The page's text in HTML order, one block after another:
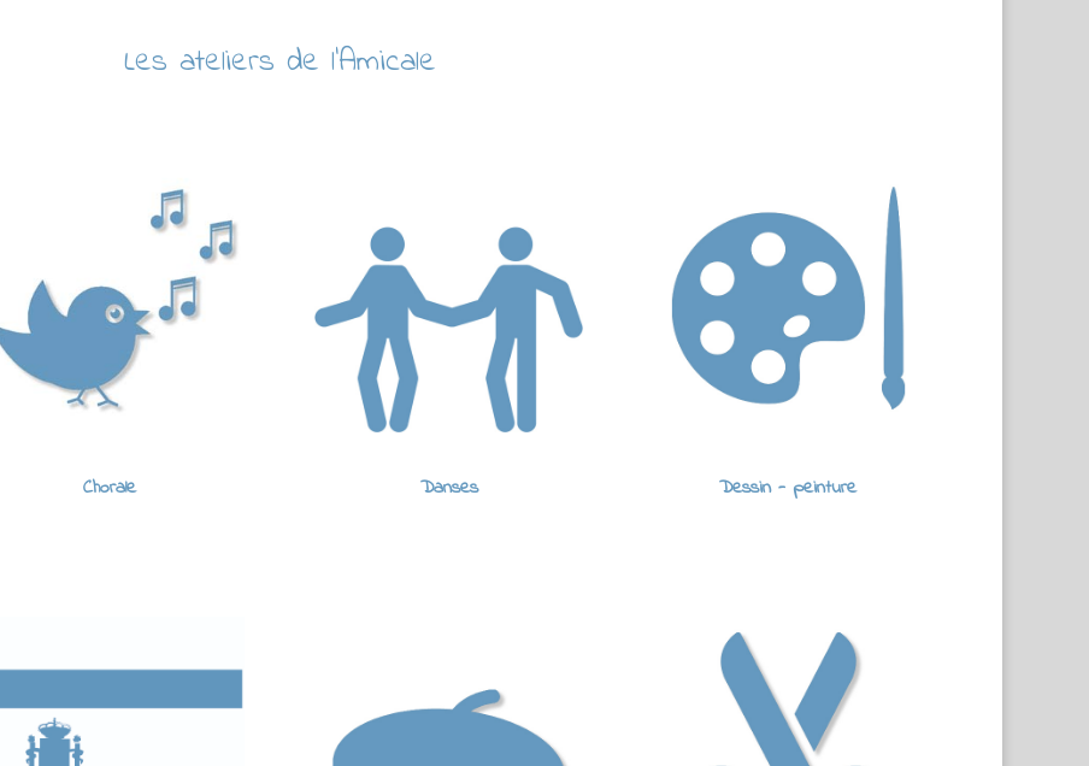
Les ateliers de l’Amicale
Chorale Danses Dessin - peinture